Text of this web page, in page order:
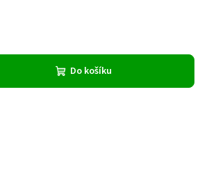
Do košíku